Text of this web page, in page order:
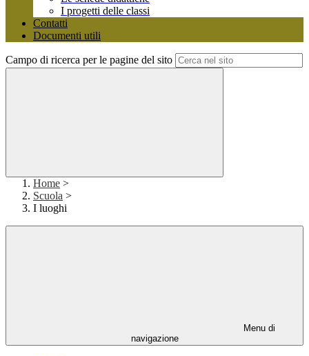
I progetti delle classi
Contatti
Documenti utili
Campo di ricerca per le pagine del sito
Home >
Scuola >
I luoghi
Menu di
navigazione